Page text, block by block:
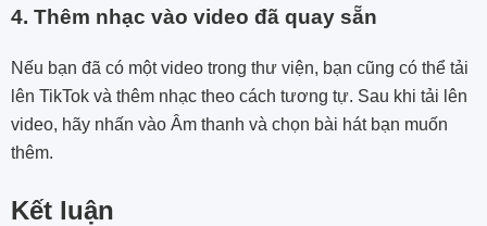
4. Thêm nhạc vào video đã quay sẵn
Nếu bạn đã có một video trong thư viện, bạn cũng có thể tải
lên TikTok và thêm nhạc theo cách tương tự. Sau khi tải lên
video, hãy nhấn vào Âm thanh và chọn bài hát bạn muốn
thêm.
Kết luận